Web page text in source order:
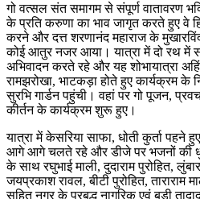
गो वत्सल संत समागम से संपूर्ण वातावरण
के प्रति करुणा का भाव जागृत करते हुए वे
करने और दत्त शरणानंद महाराज के
कोई आतुर नजर आया। यात्रा में दो रथ में
अभिवादन करते रहे और यह शोभायात्रा
रामझरोखा, भाटकड़ा होते हुए कार्यक्रम के
सुरभि गार्डन पहुंची। वहां पर गो पूजन,
कीर्तन के कार्यक्रम शुरू हुए।
यात्रा में केसरिया साफा, धोती कुर्ता पहने
आगे आगे चलते रहे और डीजे पर भजनों की
के साथ रघुभाई माली, दुदाराम पुरोहित,
जयप्रकाश रावल, बीटी पुरोहित, ताराराम
सहित नगर के प्रबुद्ध नागरिक एवं बड़ी